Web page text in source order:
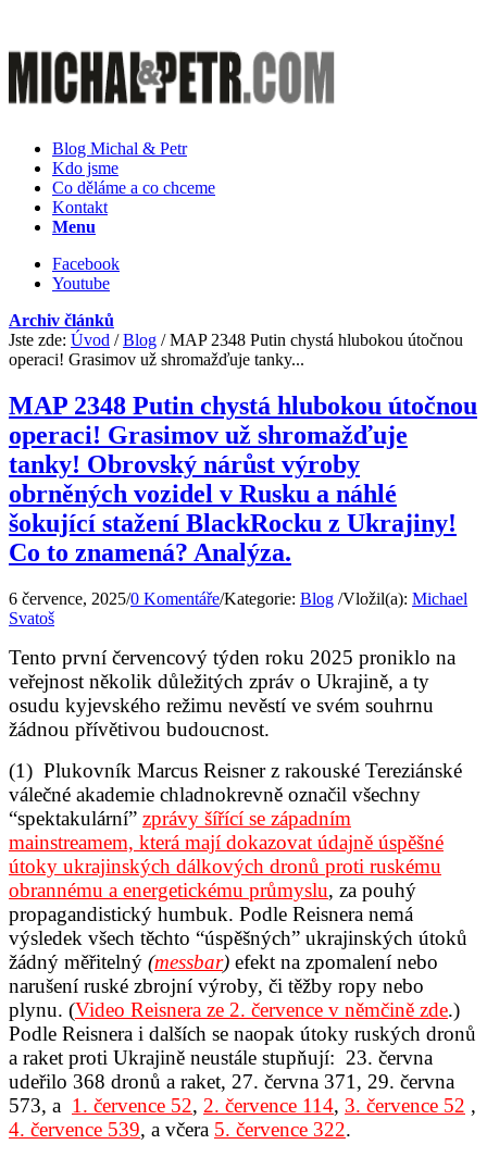
Blog Michal & Petr
Kdo jsme
Co děláme a co chceme
Kontakt
Menu
Facebook
Youtube
Archiv článků
Jste zde: Úvod / Blog / MAP 2348 Putin chystá hlubokou útočnou
operaci! Grasimov už shromažďuje tanky...
MAP 2348 Putin chystá hlubokou útočnou
operaci! Grasimov už shromažďuje
tanky! Obrovský nárůst výroby
obrněných vozidel v Rusku a náhlé
šokující stažení BlackRocku z Ukrajiny!
Co to znamená? Analýza.
6 července, 2025/0 Komentáře/Kategorie: Blog /Vložil(a): Michael
Svatoš
Tento první červencový týden roku 2025 proniklo na
veřejnost několik důležitých zpráv o Ukrajině, a ty
osudu kyjevského režimu nevěstí ve svém souhrnu
žádnou přívětivou budoucnost.
(1) Plukovník Marcus Reisner z rakouské Tereziánské
válečné akademie chladnokrevně označil všechny
“spektakulární” zprávy šířící se západním
mainstreamem, která mají dokazovat údajně úspěšné
útoky ukrajinských dálkových dronů proti ruskému
obrannému a energetickému průmyslu, za pouhý
propagandistický humbuk. Podle Reisnera nemá
výsledek všech těchto “úspěšných” ukrajinských útoků
žádný měřitelný (messbar) efekt na zpomalení nebo
narušení ruské zbrojní výroby, či těžby ropy nebo
plynu. (Video Reisnera ze 2. července v němčině zde.)
Podle Reisnera i dalších se naopak útoky ruských dronů
a raket proti Ukrajině neustále stupňují: 23. června
udeřilo 368 dronů a raket, 27. června 371, 29. června
573, a 1. července 52, 2. července 114, 3. července 52 ,
4. července 539, a včera 5. července 322.